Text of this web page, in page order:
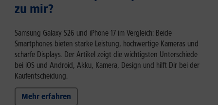
zu mir?
Samsung Galaxy S26 und iPhone 17 im Vergleich: Beide
Smartphones bieten starke Leistung, hochwertige Kameras und
scharfe Displays. Der Artikel zeigt die wichtigsten Unterschiede
bei iOS und Android, Akku, Kamera, Design und hilft Dir bei der
Kaufentscheidung.
Mehr erfahren